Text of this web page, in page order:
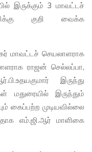
இருக்கும் 3 மாவட்டச்
குறி வைக்க
மாவட்டச் செயலாளராக
ராஜன் செல்லப்பா,
இருந்து
மதுரையில் இருந்தும்
கைப்பற்ற முடியவில்லை
எம்.ஜி.ஆர் மாளிகை